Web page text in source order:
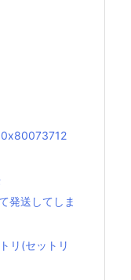
0x80073712
発送してしま
リ(セットリ